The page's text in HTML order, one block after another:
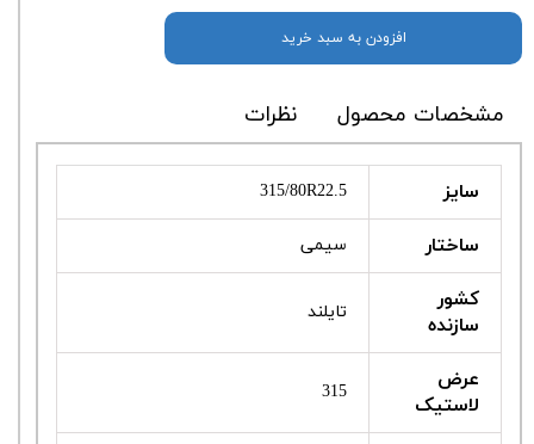
افزودن به سبد خرید
مشخصات محصول نظرات
سایز 315/80R22.5
ساختار سیمی
کشور
سازنده
تایلند
عرض
لاستیک
315